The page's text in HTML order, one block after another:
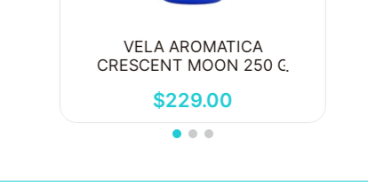
VELA AROMATICA
CRESCENT MOON 250 G
$229.00